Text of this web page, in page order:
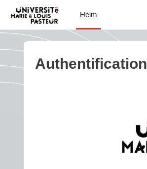
Heim
Authentification